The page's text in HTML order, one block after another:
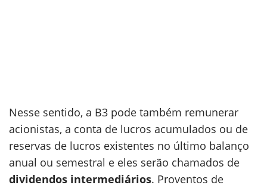
Nesse sentido, a B3 pode também remunerar
acionistas, a conta de lucros acumulados ou de
reservas de lucros existentes no último balanço
anual ou semestral e eles serão chamados de
dividendos intermediários. Proventos de